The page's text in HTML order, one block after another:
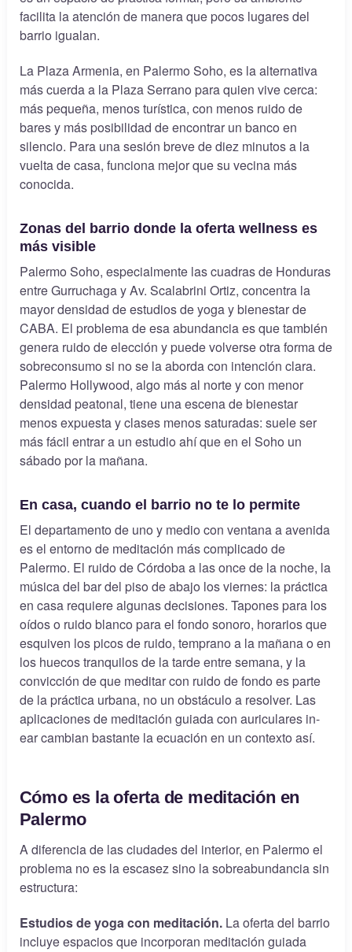
facilita la atención de manera que pocos lugares del
barrio igualan.
La Plaza Armenia, en Palermo Soho, es la alternativa
más cuerda a la Plaza Serrano para quien vive cerca:
más pequeña, menos turística, con menos ruido de
bares y más posibilidad de encontrar un banco en
silencio. Para una sesión breve de diez minutos a la
vuelta de casa, funciona mejor que su vecina más
conocida.
Zonas del barrio donde la oferta wellness es
más visible
Palermo Soho, especialmente las cuadras de Honduras
entre Gurruchaga y Av. Scalabrini Ortiz, concentra la
mayor densidad de estudios de yoga y bienestar de
CABA. El problema de esa abundancia es que también
genera ruido de elección y puede volverse otra forma de
sobreconsumo si no se la aborda con intención clara.
Palermo Hollywood, algo más al norte y con menor
densidad peatonal, tiene una escena de bienestar
menos expuesta y clases menos saturadas: suele ser
más fácil entrar a un estudio ahí que en el Soho un
sábado por la mañana.
En casa, cuando el barrio no te lo permite
El departamento de uno y medio con ventana a avenida
es el entorno de meditación más complicado de
Palermo. El ruido de Córdoba a las once de la noche, la
música del bar del piso de abajo los viernes: la práctica
en casa requiere algunas decisiones. Tapones para los
oídos o ruido blanco para el fondo sonoro, horarios que
esquiven los picos de ruido, temprano a la mañana o en
los huecos tranquilos de la tarde entre semana, y la
convicción de que meditar con ruido de fondo es parte
de la práctica urbana, no un obstáculo a resolver. Las
aplicaciones de meditación guiada con auriculares in-
ear cambian bastante la ecuación en un contexto así.
Cómo es la oferta de meditación en
Palermo
A diferencia de las ciudades del interior, en Palermo el
problema no es la escasez sino la sobreabundancia sin
estructura:
Estudios de yoga con meditación.La oferta del barrio
incluye espacios que incorporan meditación guiada